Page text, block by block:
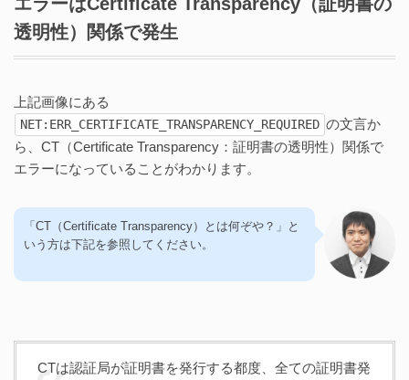
透明性）関係で発生
上記画像にある
NET:ERR_CERTIFICATE_TRANSPARENCY_REQUIRED の文言か
ら、CT（Certificate Transparency：証明書の透明性）関係で
エラーになっていることがわかります。
「CT（Certificate Transparency）とは何ぞや？」と
いう方は下記を参照してください。
CTは認証局が証明書を発行する都度、全ての証明書発